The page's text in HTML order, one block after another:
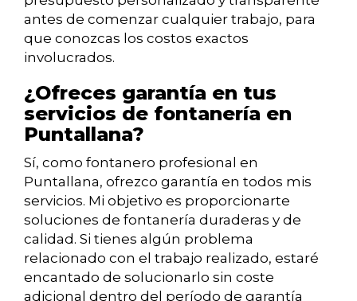
antes de comenzar cualquier trabajo, para
que conozcas los costos exactos
involucrados.
¿Ofreces garantía en tus
servicios de fontanería en
Puntallana?
Sí, como fontanero profesional en
Puntallana, ofrezco garantía en todos mis
servicios. Mi objetivo es proporcionarte
soluciones de fontanería duraderas y de
calidad. Si tienes algún problema
relacionado con el trabajo realizado, estaré
encantado de solucionarlo sin coste
adicional dentro del período de garantía